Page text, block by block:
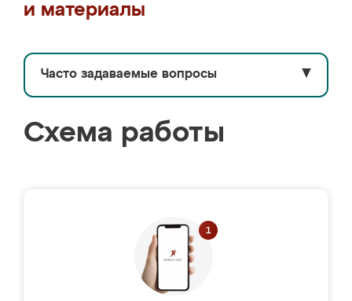
и материалы
Часто задаваемые вопросы ▼
Схема работы